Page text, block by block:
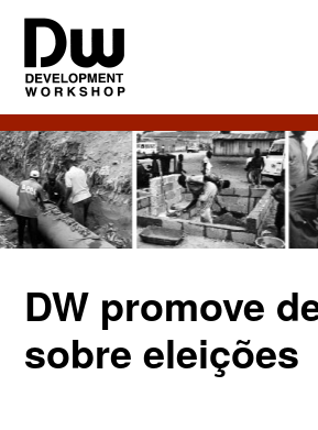
Skip
main
content
Skip
primary
sidebar
DW
Angola
Development
Workshop
Angola
DW promove
sobre eleições